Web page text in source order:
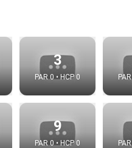
3
PAR 0 • HCP 0
9
PAR 0 • HCP 0